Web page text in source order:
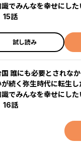
でみんなを幸せにし
15話
試し読み
誰にも必要とされな
続く弥生時代に転生し
でみんなを幸せにし
16話